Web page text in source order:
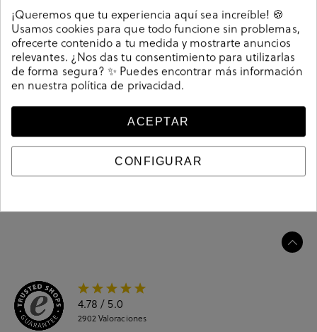
Deportivos Cetti C-849 SRA en caki. Cierre con
cordones. La plantilla es extraible. Hecho en España.
Referencia213580
Guía de tallas
Ciudados y limpieza
4.78 / 5.0
2902Valoraciones
¡Queremos que tu experiencia aquí sea increíble! 🍪
Usamos cookies para que todo funcione sin problemas,
ofrecerte contenido a tu medida y mostrarte anuncios
relevantes. ¿Nos das tu consentimiento para utilizarlas
de forma segura? ✨ Puedes encontrar más información
en nuestra política de privacidad.
ACEPTAR
CONFIGURAR